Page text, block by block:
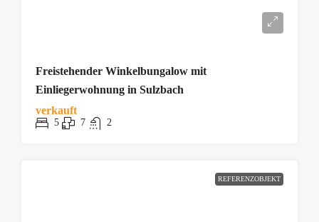
Freistehender Winkelbungalow mit
Einliegerwohnung in Sulzbach
verkauft
5 7 2
REFERENZOBJEKT